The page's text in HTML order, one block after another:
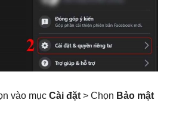
vào mục Cài đặt > Chọn Bảo mật